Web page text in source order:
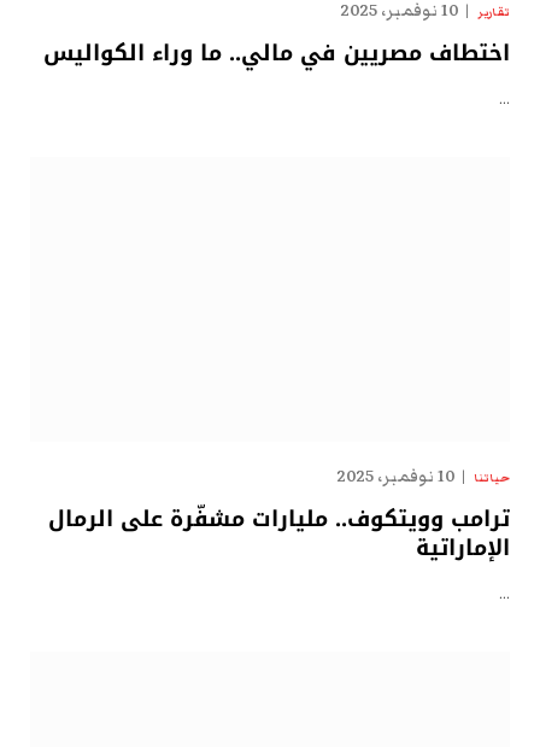
تقارير 10 نوفمبر، 2025
اختطاف مصريين في مالي.. ما وراء الكواليس
…
حياتنا 10 نوفمبر، 2025
ترامب وويتكوف.. مليارات مشفّرة على الرمال
الإماراتية
…